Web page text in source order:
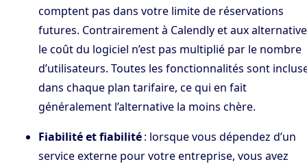
comptent pas dans votre limite de réservations
futures. Contrairement à Calendly et aux
le coût du logiciel n’est pas multiplié par le nombre
d’utilisateurs. Toutes les fonctionnalités sont
dans chaque plan tarifaire, ce qui en fait
généralement l’alternative la moins chère.
Fiabilité et fiabilité: lorsque vous dépendez d’un
service externe pour votre entreprise, vous avez